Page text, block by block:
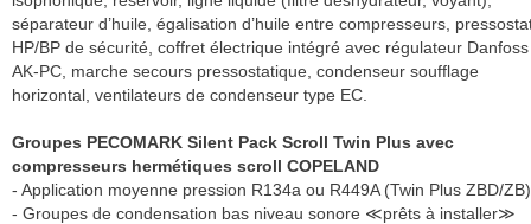
séparateur d’huile, égalisation d’huile entre compresseurs,
HP/BP de sécurité, coffret électrique intégré avec régulateur Danfoss
AK-PC, marche secours pressostatique, condenseur soufflage
horizontal, ventilateurs de condenseur type EC.
Groupes PECOMARK Silent Pack Scroll Twin Plus avec
compresseurs hermétiques scroll COPELAND
- Application moyenne pression R134a ou R449A (Twin Plus ZBD/ZB)
- Groupes de condensation bas niveau sonore ≪prêts à installer≫